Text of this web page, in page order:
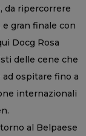
da ripercorrere
gran finale con
Docg Rosa
delle cene che
ospitare fino a
internazionali
al Belpaese